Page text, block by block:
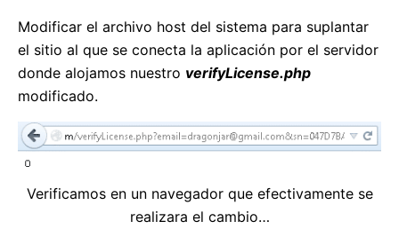
Modificar el archivo host del sistema para suplantar
el sitio al que se conecta la aplicación por el servidor
donde alojamos nuestro verifyLicense.php
modificado.
Verificamos en un navegador que efectivamente se
realizara el cambio…